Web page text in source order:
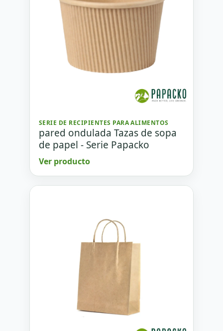
SERIE DE RECIPIENTES PARA ALIMENTOS
pared ondulada Tazas de sopa
de papel - Serie Papacko
Ver producto